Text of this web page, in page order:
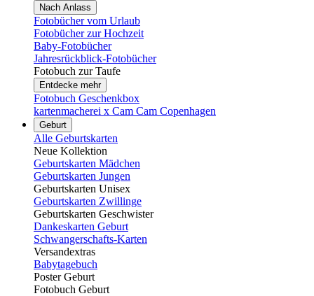
Nach Anlass
Fotobücher vom Urlaub
Fotobücher zur Hochzeit
Baby-Fotobücher
Jahresrückblick-Fotobücher
Fotobuch zur Taufe
Entdecke mehr
Fotobuch Geschenkbox
kartenmacherei x Cam Cam Copenhagen
Geburt
Alle Geburtskarten
Neue Kollektion
Geburtskarten Mädchen
Geburtskarten Jungen
Geburtskarten Unisex
Geburtskarten Zwillinge
Geburtskarten Geschwister
Dankeskarten Geburt
Schwangerschafts-Karten
Versandextras
Babytagebuch
Poster Geburt
Fotobuch Geburt